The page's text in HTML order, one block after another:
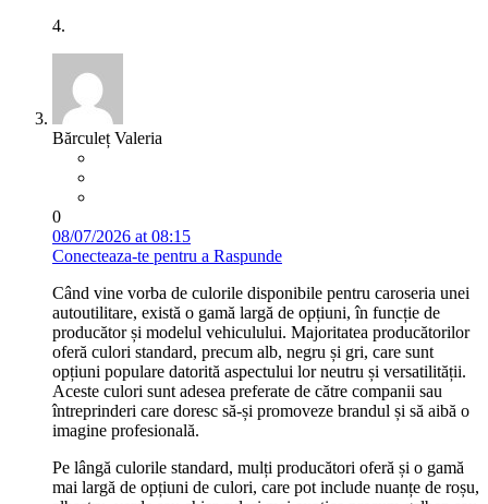
4.
Bărculeț Valeria
0
08/07/2026 at 08:15
Conecteaza-te pentru a Raspunde
Când vine vorba de culorile disponibile pentru caroseria unei
autoutilitare, există o gamă largă de opțiuni, în funcție de
producător și modelul vehiculului. Majoritatea producătorilor
oferă culori standard, precum alb, negru și gri, care sunt
opțiuni populare datorită aspectului lor neutru și versatilității.
Aceste culori sunt adesea preferate de către companii sau
întreprinderi care doresc să-și promoveze brandul și să aibă o
imagine profesională.
Pe lângă culorile standard, mulți producători oferă și o gamă
mai largă de opțiuni de culori, care pot include nuanțe de roșu,